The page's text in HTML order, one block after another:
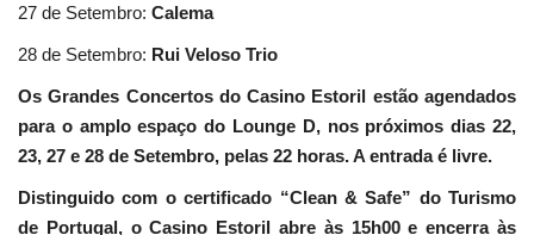
27 de Setembro: Calema
28 de Setembro: Rui Veloso Trio
Os Grandes Concertos do Casino Estoril estão agendados
para o amplo espaço do Lounge D, nos próximos dias 22,
23, 27 e 28 de Setembro, pelas 22 horas. A entrada é livre.
Distinguido com o certificado “Clean & Safe” do Turismo
de Portugal, o Casino Estoril abre às 15h00 e encerra às